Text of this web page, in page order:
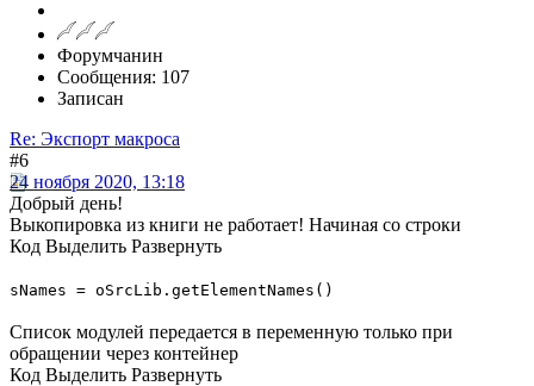
Форумчанин
Сообщения: 107
Записан
Re: Экспорт макроса
#6
24 ноября 2020, 13:18
Добрый день!
Выкопировка из книги не работает! Начиная со строки
Код Выделить Развернуть
sNames = oSrcLib.getElementNames()
Список модулей передается в переменную только при
обращении через контейнер
Код Выделить Развернуть